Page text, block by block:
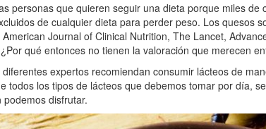
personas que quieren seguir una dieta porque miles
de cualquier dieta para perder peso. Los quesos
Journal of Clinical Nutrition, The Lancet,
qué entonces no tienen la valoración que merecen
expertos recomiendan consumir lácteos de
todos los tipos de lácteos que debemos tomar por día,
disfrutar.